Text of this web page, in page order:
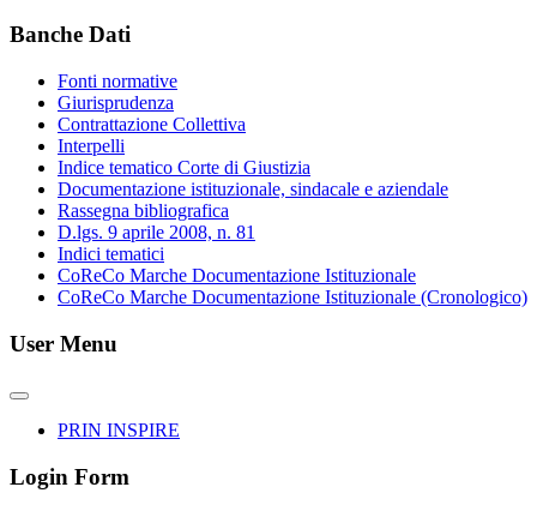
Banche Dati
Fonti normative
Giurisprudenza
Contrattazione Collettiva
Interpelli
Indice tematico Corte di Giustizia
Documentazione istituzionale, sindacale e aziendale
Rassegna bibliografica
D.lgs. 9 aprile 2008, n. 81
Indici tematici
CoReCo Marche Documentazione Istituzionale
CoReCo Marche Documentazione Istituzionale (Cronologico)
User Menu
PRIN INSPIRE
Login Form